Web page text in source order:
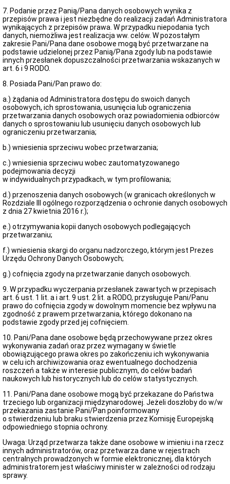
publiczne
Konkursy
Dzierżawa
sieci
teletechnicznej
Plan
o
zamówień
publicznych
Rozstrzygnięcia
-
zamówienia
publiczne
Nieruchomości
Zamówienia
-
poniżej
130
tys.
zł
netto
Spółdzielnia
Mieszkaniowa
Żmigrodzie
Spółdzielnia
Mieszkaniowa
w
Żmigrodzie
przetarg:
nieruchomości
Nabór
partnerów
Zamówienia
publiczne
Gminny
Ośrodek
Pomocy
Społecznej
Zamówienia
publiczne
-
Parafia
Rzymskokatolicka
pw.
Św.
7. Podanie przez Panią/Pana danych osobowych wynika z
przepisów prawa i jest niezbędne do realizacji zadań Administratora
wynikających z przepisów prawa. W przypadku niepodania tych
danych, niemożliwa jest realizacja ww. celów. W pozostałym
zakresie Pani/Pana dane osobowe mogą być przetwarzane na
podstawie udzielonej przez Panią/Pana zgody lub na podstawie
innych przesłanek dopuszczalności przetwarzania wskazanych w
art. 6 i 9 RODO.
8. Posiada Pani/Pan prawo do:
a.) żądania od Administratora dostępu do swoich danych
osobowych, ich sprostowania, usunięcia lub ograniczenia
przetwarzania danych osobowych oraz powiadomienia odbiorców
danych o sprostowaniu lub usunięciu danych osobowych lub
ograniczeniu przetwarzania;
b.) wniesienia sprzeciwu wobec przetwarzania;
c.) wniesienia sprzeciwu wobec zautomatyzowanego
podejmowania decyzji
w indywidualnych przypadkach, w tym profilowania;
d.) przenoszenia danych osobowych (w granicach określonych w
Rozdziale III ogólnego rozporządzenia o ochronie danych osobowych
z dnia 27 kwietnia 2016 r.);
e.) otrzymywania kopii danych osobowych podlegających
przetwarzaniu;
f.) wniesienia skargi do organu nadzorczego, którym jest Prezes
Urzędu Ochrony Danych Osobowych;
g.) cofnięcia zgody na przetwarzanie danych osobowych.
9. W przypadku wyczerpania przesłanek zawartych w przepisach
art. 6 ust. 1 lit. a i art. 9 ust. 2 lit. a RODO, przysługuje Pani/Panu
prawo do cofnięcia zgody w dowolnym momencie bez wpływu na
zgodność z prawem przetwarzania, którego dokonano na
podstawie zgody przed jej cofnięciem.
10. Pani/Pana dane osobowe będą przechowywane przez okres
wykonywania zadań oraz przez wymagany w świetle
obowiązującego prawa okres po zakończeniu ich wykonywania
w celu ich archiwizowania oraz ewentualnego dochodzenia
roszczeń a także w interesie publicznym, do celów badań
naukowych lub historycznych lub do celów statystycznych.
11. Pani/Pana dane osobowe mogą być przekazane do Państwa
trzeciego lub organizacji międzynarodowej. Jeżeli doszłoby do w/w
przekazania zastanie Pani/Pan poinformowany
o stwierdzeniu lub braku stwierdzenia przez Komisję Europejską
odpowiedniego stopnia ochrony.
Uwaga: Urząd przetwarza także dane osobowe w imieniu i na rzecz
innych administratorów, oraz przetwarza dane w rejestrach
centralnych prowadzonych w formie elektronicznej, dla których
administratorem jest właściwy minister w zależności od rodzaju
sprawy.